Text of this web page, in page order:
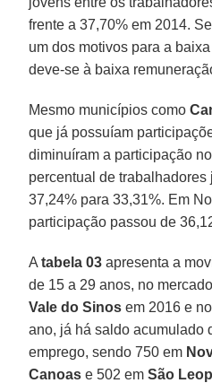
frente a 37,70% em 2014.
um dos motivos para a
deve-se à baixa
Mesmo municípios como
que já possuíam
diminuíram a participação
percentual de
37,24% para 33,31%. Em
participação passou de
Atabela 03 apresenta a
de 15 a 29 anos, no
Vale do Sinos em 2016 e
ano, já há saldo acumulado
emprego, sendo 750 em
Canoas e 502 emSão